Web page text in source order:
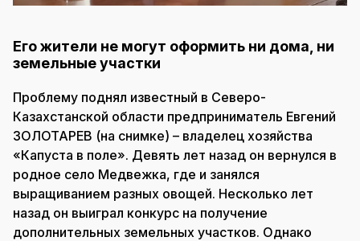
Его жители не могут оформить ни дома, ни
земельные участки
Проблему поднял известный в Северо-
Казахстанской области предприниматель Евгений
ЗОЛОТАРЕВ (на снимке) – владелец хозяйства
«Капуста в поле». Девять лет назад он вернулся в
родное село Медвежка, где и занялся
выращиванием разных овощей. Несколько лет
назад он выиграл конкурс на получение
дополнительных земельных участков. Однако